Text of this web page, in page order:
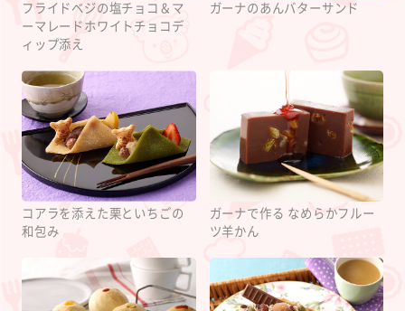
フライドベジの塩チョコ＆マ
ーマレードホワイトチョコデ
ィップ添え
ガーナのあんバターサンド
コアラを添えた栗といちごの
和包み
ガーナで作る なめらかフルー
ツ羊かん